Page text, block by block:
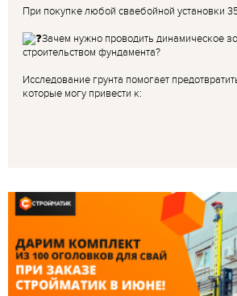
При покупке любой сваебойной установки
Зачем нужно проводить динамическое
строительством фундамента?
Исследование грунта помогает
которые могу привести к: